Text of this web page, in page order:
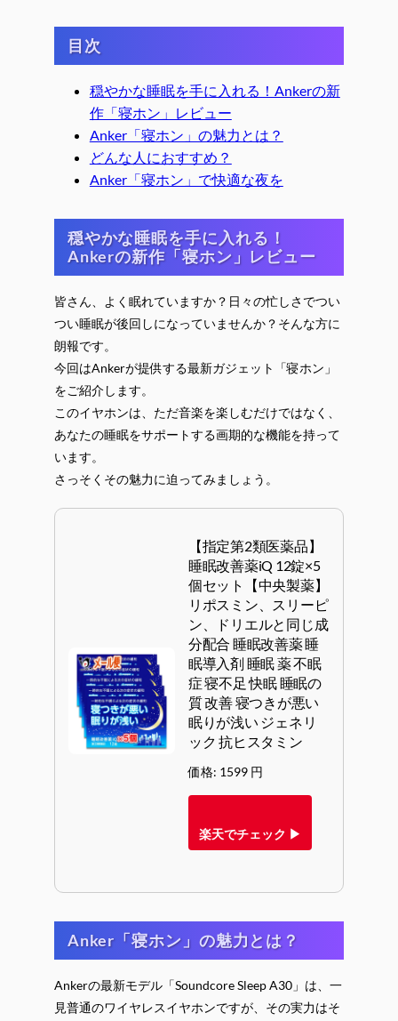
目次
穏やかな睡眠を手に入れる！Ankerの新
作「寝ホン」レビュー
Anker「寝ホン」の魅力とは？
どんな人におすすめ？
Anker「寝ホン」で快適な夜を
穏やかな睡眠を手に入れる！
Ankerの新作「寝ホン」レビュー
皆さん、よく眠れていますか？日々の忙しさでつい
つい睡眠が後回しになっていませんか？そんな方に
朗報です。
今回はAnkerが提供する最新ガジェット「寝ホン」
をご紹介します。
このイヤホンは、ただ音楽を楽しむだけではなく、
あなたの睡眠をサポートする画期的な機能を持って
います。
さっそくその魅力に迫ってみましょう。
【指定第2類医薬品】
睡眠改善薬iQ 12錠×5
個セット【中央製薬】
リポスミン、スリーピ
ン、ドリエルと同じ成
分配合 睡眠改善薬 睡
眠導入剤 睡眠 薬 不眠
症 寝不足 快眠 睡眠の
質 改善 寝つきが悪い
眠りが浅い ジェネリ
ック 抗ヒスタミン
価格: 1599 円
楽天でチェック ▶
Anker「寝ホン」の魅力とは？
Ankerの最新モデル「Soundcore Sleep A30」は、一
見普通のワイヤレスイヤホンですが、その実力はそ